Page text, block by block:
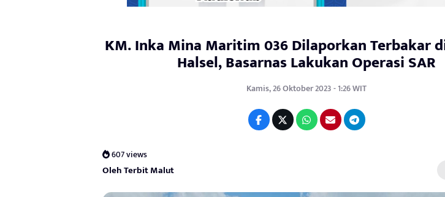
KM. Inka Mina Maritim 036 Dilaporkan Terbakar
Halsel, Basarnas Lakukan Operasi SAR
Kamis, 26 Oktober 2023 - 1:26 WIT
607 views
Oleh Terbit Malut